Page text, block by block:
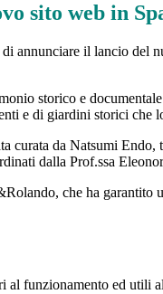
sito web in
il lancio del
storico e
e di giardini storici che
curata da Natsumi
dalla Prof.ssa
che ha
al funzionamento ed utili